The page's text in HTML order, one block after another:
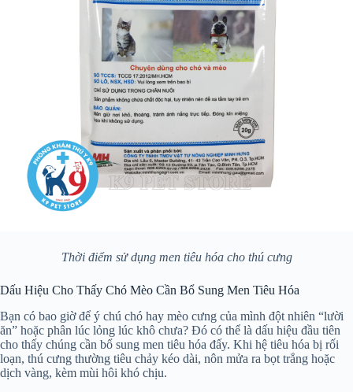
Thời điểm sử dụng men tiêu hóa cho thú cưng
Dấu Hiệu Cho Thấy Chó Mèo Cần Bổ Sung Men Tiêu Hóa
Bạn có bao giờ để ý chú chó hay mèo cưng của mình đột nhiên “lười
ăn” hoặc phân lúc lỏng lúc khô chưa? Đó có thể là dấu hiệu đầu tiên
cho thấy chúng cần bổ sung men tiêu hóa đấy. Khi hệ tiêu hóa bị rối
loạn, thú cưng thường tiêu chảy kéo dài, nôn mửa ra bọt trắng hoặc
dịch vàng, kèm mùi hôi khó chịu.